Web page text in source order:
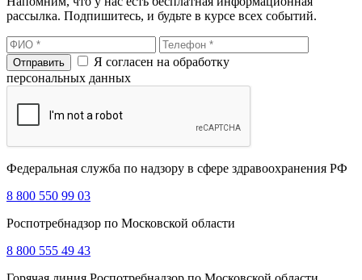
рассылка. Подпишитесь, и будьте в курсе всех событий.
Я согласен на обработку
персональных данных
Федеральная служба по надзору в сфере здравоохранения РФ
8 800 550 99 03
Роспотребнадзор по Московской области
8 800 555 49 43